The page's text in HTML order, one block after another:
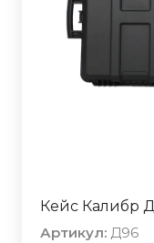
Кейс Калибр
Артикул: Д96